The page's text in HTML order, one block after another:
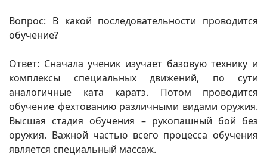
Вопрос: В какой последовательности проводится
обучение?
Ответ: Сначала ученик изучает базовую технику и
комплексы специальных движений, по сути
аналогичные ката каратэ. Потом проводится
обучение фехтованию различными видами оружия.
Высшая стадия обучения – рукопашный бой без
оружия. Важной частью всего процесса обучения
является специальный массаж.